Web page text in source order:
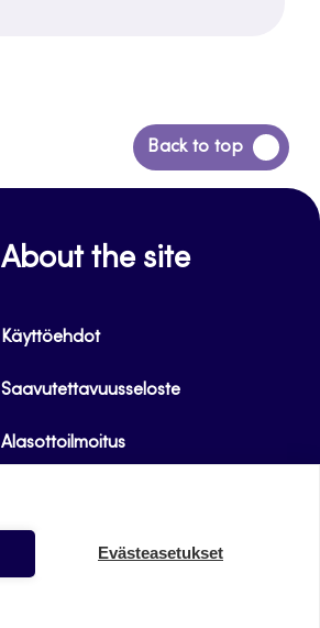
Back to top
Siirry
takaisin
About the site
Käyttöehdot
Saavutettavuusseloste
Alasottoilmoitus
Evästeasetukset